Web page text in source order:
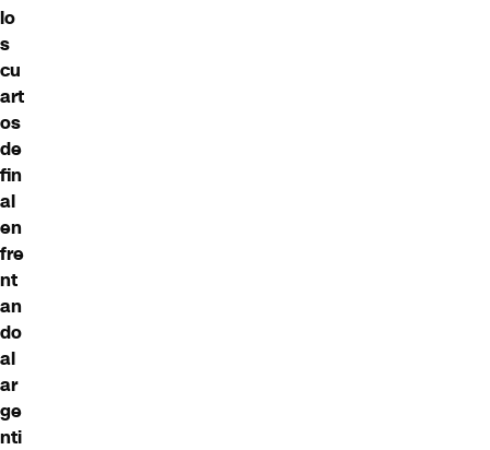
lo
s
cu
art
os
de
fin
al
en
fre
nt
an
do
al
ar
ge
nti